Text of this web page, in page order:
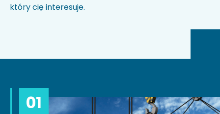
który cię interesuje.
01